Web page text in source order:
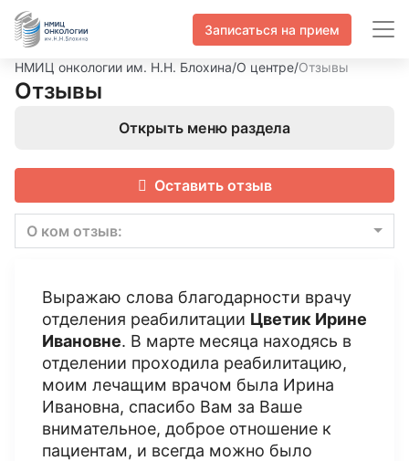
Записаться на прием
НМИЦ онкологии им. Н.Н. Блохина/О центре/Отзывы
Отзывы
Открыть меню раздела
Оставить отзыв
О ком отзыв:
Выражаю слова благодарности врачу
отделения реабилитации Цветик Ирине
Ивановне. В марте месяца находясь в
отделении проходила реабилитацию,
моим лечащим врачом была Ирина
Ивановна, спасибо Вам за Ваше
внимательное, доброе отношение к
пациентам, и всегда можно было